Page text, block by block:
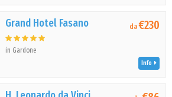
Grand Hotel Fasano
in Gardone
da€230
Info